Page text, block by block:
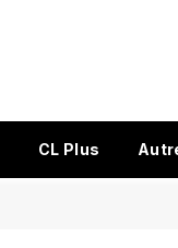
CL Plus